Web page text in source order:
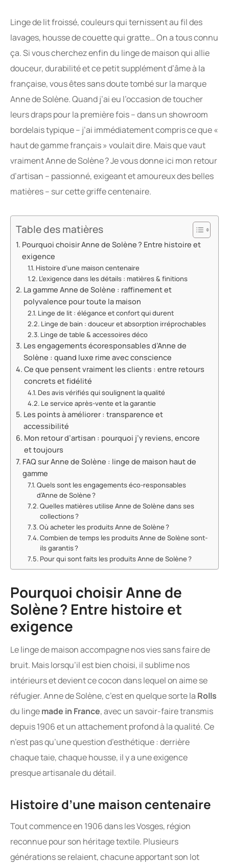
Linge de lit froissé, couleurs qui ternissent au fil des
lavages, housse de couette qui gratte… On a tous connu
ça. Si vous cherchez enfin du linge de maison qui allie
douceur, durabilité et ce petit supplément d’âme à la
française, vous êtes sans doute tombé sur la marque
Anne de Solène. Quand j’ai eu l’occasion de toucher
leurs draps pour la première fois – dans un showroom
bordelais typique – j’ai immédiatement compris ce que «
haut de gamme français » voulait dire. Mais que vaut
vraiment Anne de Solène ? Je vous donne ici mon retour
d’artisan – passionné, exigeant et amoureux des belles
matières – sur cette griffe centenaire.
Table des matières
Pourquoi choisir Anne de Solène ? Entre histoire et
exigence
Histoire d’une maison centenaire
L’exigence dans les détails : matières & finitions
La gamme Anne de Solène : raffinement et
polyvalence pour toute la maison
Linge de lit : élégance et confort qui durent
Linge de bain : douceur et absorption irréprochables
Linge de table & accessoires déco
Les engagements écoresponsables d’Anne de
Solène : quand luxe rime avec conscience
Ce que pensent vraiment les clients : entre retours
concrets et fidélité
Des avis vérifiés qui soulignent la qualité
Le service après-vente et la garantie
Les points à améliorer : transparence et
accessibilité
Mon retour d’artisan : pourquoi j’y reviens, encore
et toujours
FAQ sur Anne de Solène : linge de maison haut de
gamme
Quels sont les engagements éco-responsables
d’Anne de Solène ?
Quelles matières utilise Anne de Solène dans ses
collections ?
Où acheter les produits Anne de Solène ?
Combien de temps les produits Anne de Solène sont-
ils garantis ?
Pour qui sont faits les produits Anne de Solène ?
Pourquoi choisir Anne de
Solène ? Entre histoire et
exigence
Le linge de maison accompagne nos vies sans faire de
bruit. Mais lorsqu’il est bien choisi, il sublime nos
intérieurs et devient ce cocon dans lequel on aime se
réfugier. Anne de Solène, c’est en quelque sorte la Rolls
du lingemade in France, avec un savoir-faire transmis
depuis 1906 et un attachement profond à la qualité. Ce
n’est pas qu’une question d’esthétique : derrière
chaque taie, chaque housse, il y a une exigence
presque artisanale du détail.
Histoire d’une maison centenaire
Tout commence en 1906 dans les Vosges, région
reconnue pour son héritage textile. Plusieurs
générations se relaient, chacune apportant son lot